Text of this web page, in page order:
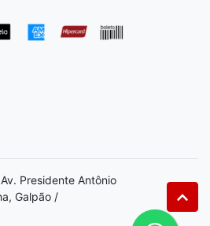
Presidente Antônio
Galpão /